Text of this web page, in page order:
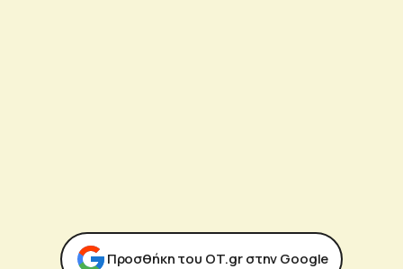
Προσθήκη του ΟΤ.gr στην Google